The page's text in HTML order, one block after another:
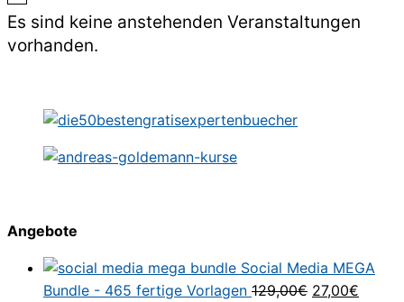
Es sind keine anstehenden Veranstaltungen
vorhanden.
Angebote
Social Media MEGA
Bundle - 465 fertige Vorlagen 129,00€ 27,00€